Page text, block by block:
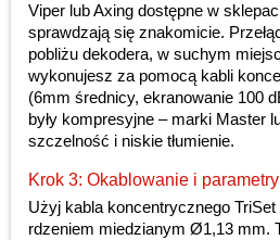
Viper lub Axing dostępne w
sprawdzają się znakomicie.
pobliżu dekodera, w suchym
wykonujesz za pomocą kabli
(6mm średnicy, ekranowanie 100
były kompresyjne – marki Master
szczelność i niskie tłumienie.
Krok 3: Okablowanie i parametry
Użyj kabla koncentrycznego TriSet
rdzeniem miedzianym Ø1,13 mm.